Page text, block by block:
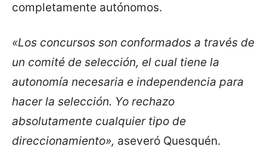
completamente autónomos.
«Los concursos son conformados a través de
un comité de selección, el cual tiene la
autonomía necesaria e independencia para
hacer la selección. Yo rechazo
absolutamente cualquier tipo de
direccionamiento», aseveró Quesquén.